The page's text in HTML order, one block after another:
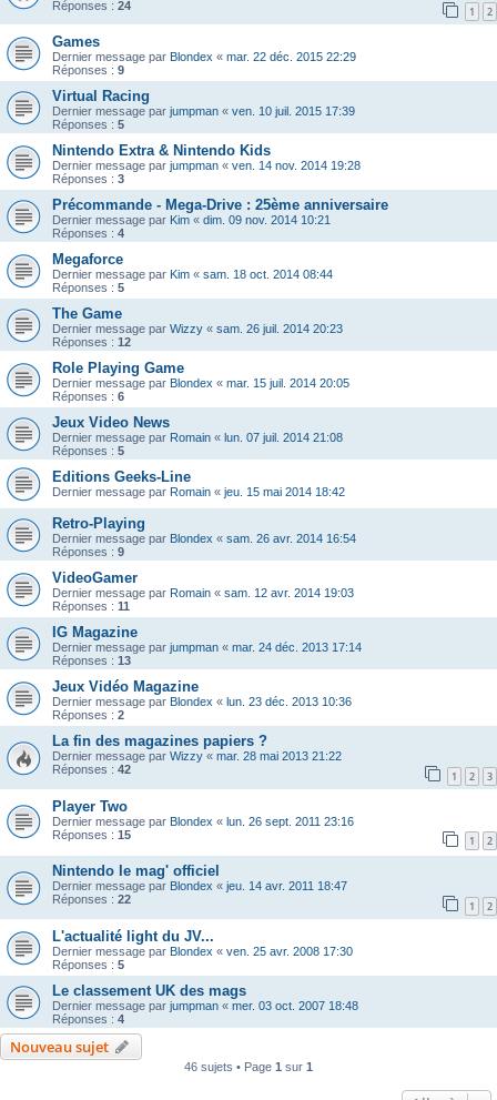
Réponses : 24 1 2
Games
Dernier message par Blondex « mar. 22 déc. 2015 22:29
Réponses : 9
Virtual Racing
Dernier message par jumpman « ven. 10 juil. 2015 17:39
Réponses : 5
Nintendo Extra & Nintendo Kids
Dernier message par jumpman « ven. 14 nov. 2014 19:28
Réponses : 3
Précommande - Mega-Drive : 25ème anniversaire
Dernier message par Kim « dim. 09 nov. 2014 10:21
Réponses : 4
Megaforce
Dernier message par Kim « sam. 18 oct. 2014 08:44
Réponses : 5
The Game
Dernier message par Wizzy « sam. 26 juil. 2014 20:23
Réponses : 12
Role Playing Game
Dernier message par Blondex « mar. 15 juil. 2014 20:05
Réponses : 6
Jeux Video News
Dernier message par Romain « lun. 07 juil. 2014 21:08
Réponses : 5
Editions Geeks-Line
Dernier message par Romain « jeu. 15 mai 2014 18:42
Retro-Playing
Dernier message par Blondex « sam. 26 avr. 2014 16:54
Réponses : 9
VideoGamer
Dernier message par Romain « sam. 12 avr. 2014 19:03
Réponses : 11
IG Magazine
Dernier message par jumpman « mar. 24 déc. 2013 17:14
Réponses : 13
Jeux Vidéo Magazine
Dernier message par Blondex « lun. 23 déc. 2013 10:36
Réponses : 2
La fin des magazines papiers ?
Dernier message par Wizzy « mar. 28 mai 2013 21:22
Réponses : 42 1 2 3
Player Two
Dernier message par Blondex « lun. 26 sept. 2011 23:16
Réponses : 15 1 2
Nintendo le mag' officiel
Dernier message par Blondex « jeu. 14 avr. 2011 18:47
Réponses : 22 1 2
L'actualité light du JV...
Dernier message par Blondex « ven. 25 avr. 2008 17:30
Réponses : 5
Le classement UK des mags
Dernier message par jumpman « mer. 03 oct. 2007 18:48
Réponses : 4
Nouveau sujet
46 sujets • Page 1 sur 1